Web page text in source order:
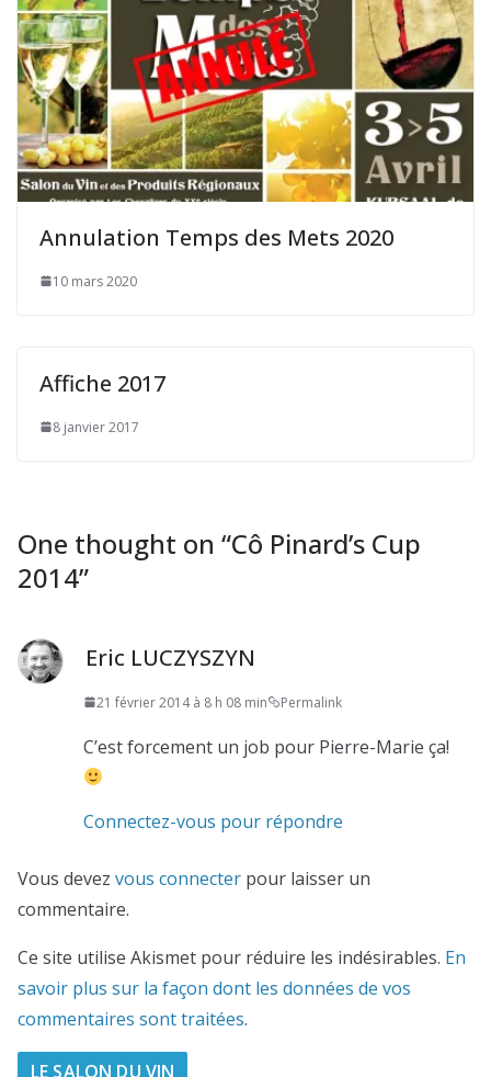
Annulation Temps des Mets 2020
10 mars 2020
Affiche 2017
8 janvier 2017
One thought on “Cô Pinard’s Cup
2014”
Eric LUCZYSZYN
21 février 2014 à 8 h 08 min Permalink
C’est forcement un job pour Pierre-Marie ça!
Connectez-vous pour répondre
Vous devez vous connecter pour laisser un
commentaire.
Ce site utilise Akismet pour réduire les indésirables. En
savoir plus sur la façon dont les données de vos
commentaires sont traitées.
LE SALON DU VIN